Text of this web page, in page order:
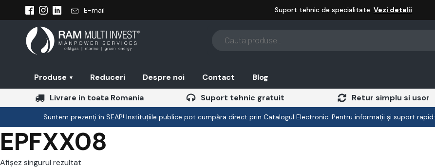
E-mail Suport tehnic de specialitate.Vezi detalii
Products
search
Produse ▾ Reduceri Despre noi Contact Blog
Livrare in toata Romania Suport tehnic gratuit Retur simplu si usor
Suntem prezenți în SEAP! Instituțiile publice pot cumpăra direct prin Catalogul Electronic. Pentru informații și suport rapid:
EPFXX08
Afișez singurul rezultat